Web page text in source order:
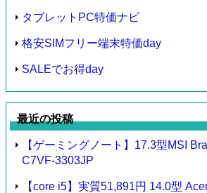
タブレットPC特価ナビ
格安SIMフリー端末特価day
SALEでお得day
最近の投稿
【ゲーミングノート】17.3型MSI
C7VF-3303JP
【core i5】実質51,891円 14.0型